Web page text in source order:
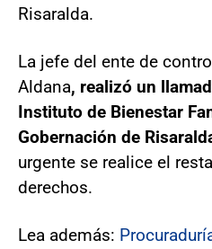
Risaralda.
La jefe del ente de
Aldana, realizó un
Instituto de Bienestar
Gobernación de
urgente se realice el
derechos.
Lea además: